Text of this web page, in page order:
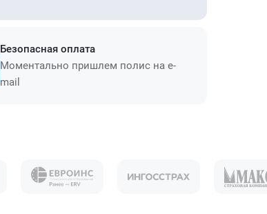
Безопасная оплата
Моментально пришлем полис на e-
mail